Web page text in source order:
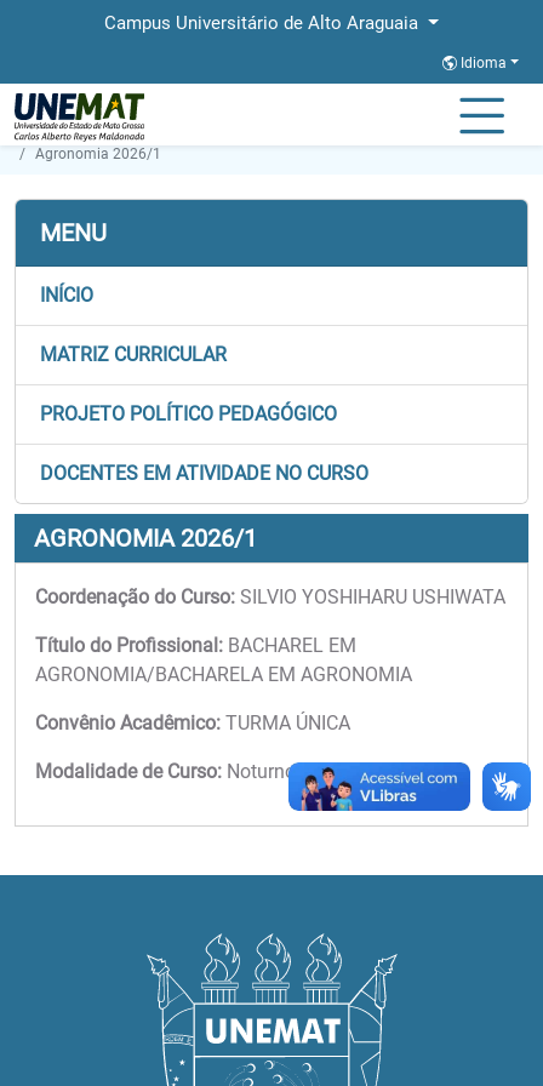
Campus Universitário de Alto Araguaia
Idioma
Página Inicial
Agronomia 2026/1
MENU
INÍCIO
MATRIZ CURRICULAR
PROJETO POLÍTICO PEDAGÓGICO
DOCENTES EM ATIVIDADE NO CURSO
AGRONOMIA 2026/1
Coordenação do Curso: SILVIO YOSHIHARU USHIWATA
Título do Profissional: BACHAREL EM
AGRONOMIA/BACHARELA EM AGRONOMIA
Convênio Acadêmico: TURMA ÚNICA
Modalidade de Curso: Noturno